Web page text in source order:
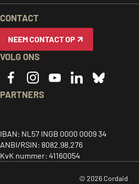
EN
INFORMATIE
CONTACT
NEEM CONTACT OP
VOLG ONS
PARTNERS
link
to
home
logo,
link
to
link
to
home
for
global
justice
IBAN: NL57 INGB 0000 0009 34
ANBI/RSIN: 8082.98.276
KvK nummer: 41160054
© 2026 Cordaid